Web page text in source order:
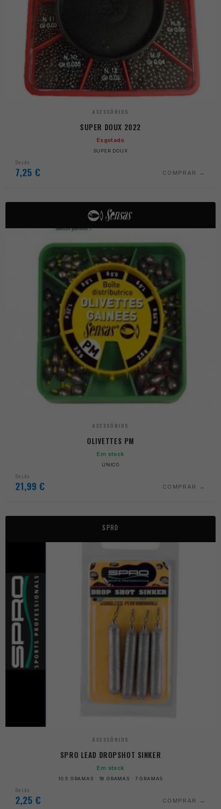
ACESSÓRIOS
SUPER DOUX 2022
Esgotado
SUPER DOUX
Desde
7,25 € COMPRAR
ACESSÓRIOS
OLIVETTES PM
Em stock
ÚNICO
Desde
21,99 € COMPRAR
SPRO
ACESSÓRIOS
SPRO LEAD DROPSHOT SINKER
Em stock
10.5 GRAMAS · 18 GRAMAS · 7 GRAMAS
Desde
2,25 € COMPRAR